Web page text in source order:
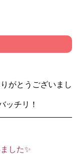
がとうございまし
ッチリ！
した✨️